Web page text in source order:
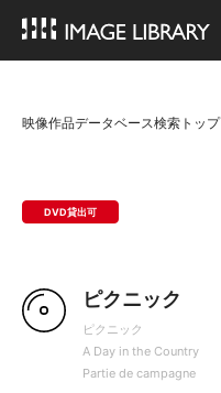
映像作品データベース検索トップ
DVD貸出可
ピクニック
ピクニック
A Day in the Country
Partie de campagne